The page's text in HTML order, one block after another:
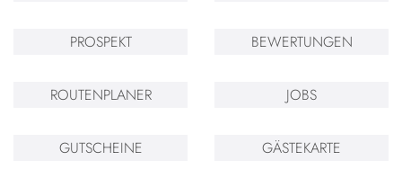
PROSPEKT BEWERTUNGEN
ROUTENPLANER JOBS
GUTSCHEINE GÄSTEKARTE